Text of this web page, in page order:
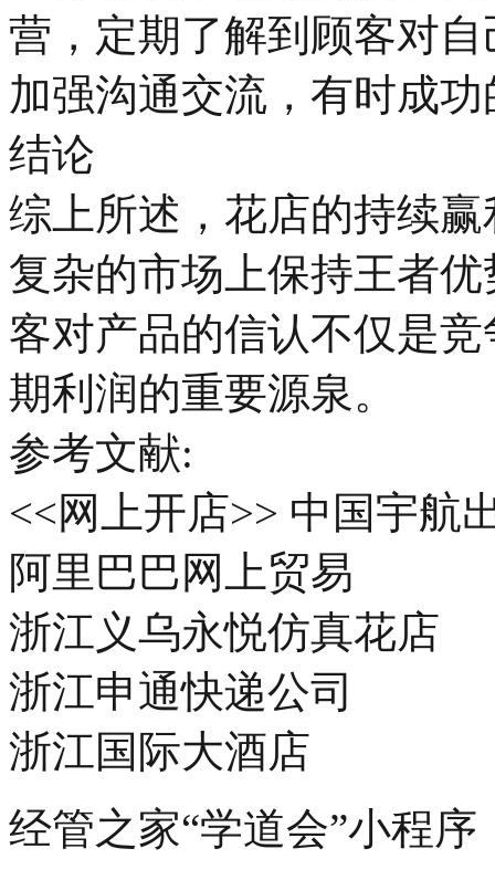
营，定期了解到顾客对
加强沟通交流，有时成
结论
综上所述，花店的持续
复杂的市场上保持王者
客对产品的信认不仅是
期利润的重要源泉。
参考文献:
<<网上开店>> 中国宇航
阿里巴巴网上贸易
浙江义乌永悦仿真花店
浙江申通快递公司
浙江国际大酒店
经管之家“学道会”小程序